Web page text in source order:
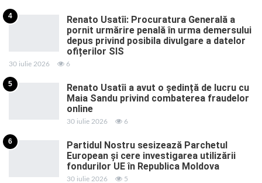
4
Renato Usatîi: Procuratura Generală a
pornit urmărire penală în urma demersului
depus privind posibila divulgare a datelor
ofițerilor SIS
30 iulie 2026 6
5
Renato Usatîi a avut o ședință de lucru cu
Maia Sandu privind combaterea fraudelor
online
30 iulie 2026 6
6
Partidul Nostru sesizează Parchetul
European și cere investigarea utilizării
fondurilor UE în Republica Moldova
30 iulie 2026 5